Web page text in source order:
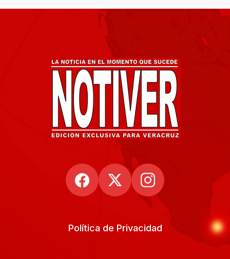
Política de Privacidad